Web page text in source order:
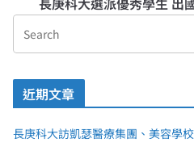
近期文章
長庚科大訪凱瑟醫療集團、美容學